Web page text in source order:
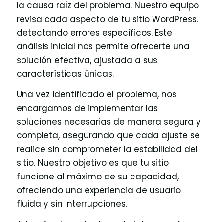
la causa raíz del problema. Nuestro equipo
revisa cada aspecto de tu sitio WordPress,
detectando errores específicos. Este
análisis inicial nos permite ofrecerte una
solución efectiva, ajustada a sus
características únicas.
Una vez identificado el problema, nos
encargamos de implementar las
soluciones necesarias de manera segura y
completa, asegurando que cada ajuste se
realice sin comprometer la estabilidad del
sitio. Nuestro objetivo es que tu sitio
funcione al máximo de su capacidad,
ofreciendo una experiencia de usuario
fluida y sin interrupciones.